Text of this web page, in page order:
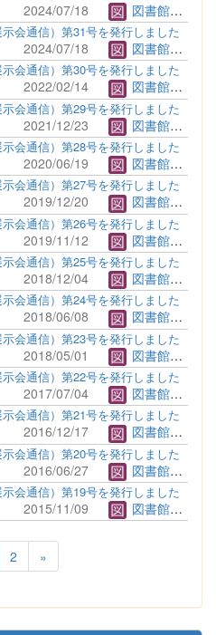
2024/07/18 図書館管理者
会通信）第31号を発行しました
2024/07/18 図書館管理者
会通信）第30号を発行しました
2022/02/14 図書館管理者
会通信）第29号を発行しました
2021/12/23 図書館管理者
会通信）第28号を発行しました
2020/06/19 図書館管理者
会通信）第27号を発行しました
2019/12/20 図書館管理者
会通信）第26号を発行しました
2019/11/12 図書館管理者
会通信）第25号を発行しました
2018/12/04 図書館管理者
会通信）第24号を発行しました
2018/06/08 図書館管理者
会通信）第23号を発行しました
2018/05/01 図書館管理者
会通信）第22号を発行しました
2017/07/04 図書館管理者
会通信）第21号を発行しました
2016/12/17 図書館管理者
会通信）第20号を発行しました
2016/06/27 図書館管理者
会通信）第19号を発行しました
2015/11/09 図書館管理者
2 »